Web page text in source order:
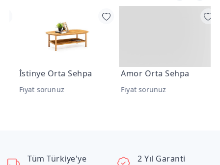
İstinye Orta Sehpa
Fiyat sorunuz
Amor Orta Sehpa
Fiyat sorunuz
Tüm Türkiye'ye 2 Yıl Garanti